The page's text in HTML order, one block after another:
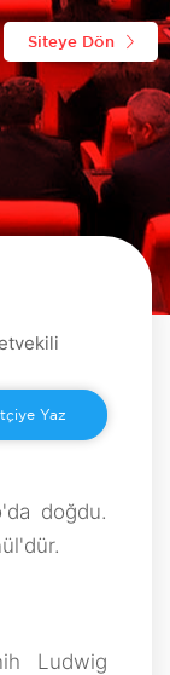
Siteye Dön
Yaz
doğdu.
Ludwig